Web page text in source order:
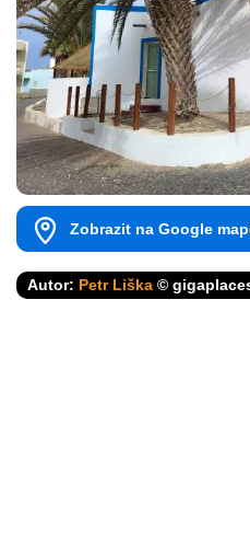
Zobrazit na Google
Autor: Petr Liška ©